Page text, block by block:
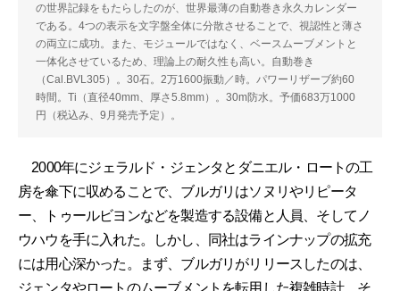
の世界記録をもたらしたのが、世界最薄の自動巻き永久カレンダー
である。4つの表示を文字盤全体に分散させることで、視認性と薄さ
の両立に成功。また、モジュールではなく、ベースムーブメントと
一体化させているため、理論上の耐久性も高い。自動巻き
（Cal.BVL305）。30石。2万1600振動／時。パワーリザーブ約60
時間。Ti（直径40mm、厚さ5.8mm）。30m防水。予価683万1000
円（税込み、9月発売予定）。
2000年にジェラルド・ジェンタとダニエル・ロートの工
房を傘下に収めることで、ブルガリはソヌリやリピータ
ー、トゥールビヨンなどを製造する設備と人員、そしてノ
ウハウを手に入れた。しかし、同社はラインナップの拡充
には用心深かった。まず、ブルガリがリリースしたのは、
ジェンタやロートのムーブメントを転用した複雑時計。そ